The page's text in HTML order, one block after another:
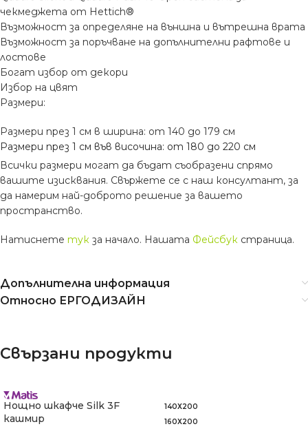
чекмеджета от Hettich®️
Възможност за определяне на външна и вътрешна врата
Възможност за поръчване на допълнителни рафтове и
лостове
Богат избор от декори
Избор на цвят
Размери:
Размери през 1 см в ширина: от 140 до 179 см
Размери през 1 см във височина: от 180 до 220 см
Всички размери могат да бъдат съобразени спрямо
вашите изисквания. Свържете се с наш консултант, за
да намерим най-доброто решение за вашето
пространство.
Натиснете тук за начало. Нашата Фейсбук страница.
Допълнителна информация
Относно ЕРГОДИЗАЙН
Свързани продукти
Нощно шкафче Silk 3F
кашмир
140Х200
160Х200